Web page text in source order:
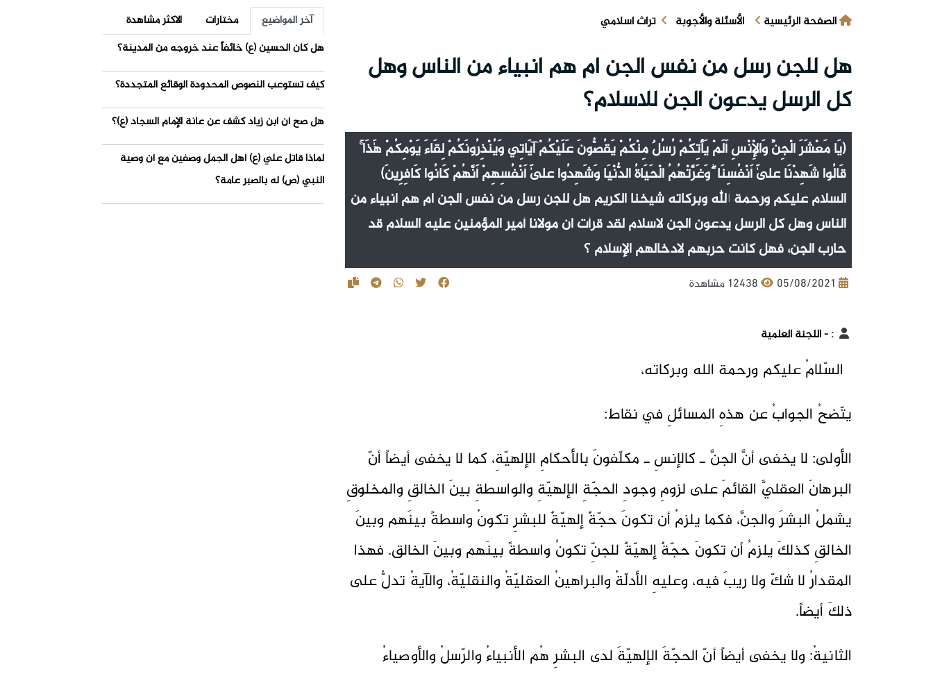
الصفحة الرئيسية الأسئلة والأجوبة تراث اسلامي
هل للجن رسل من نفس الجن ام هم انبياء من الناس وهل
كل الرسل يدعون الجن للاسلام؟
(يَا مَعْشَرَ الْجِنِّ وَالْإِنْسِ أَلَمْ يَأْتِكُمْ رُسُلٌ مِنْكُمْ يَقُصُّونَ عَلَيْكُمْ آيَاتِي وَيُنْذِرُونَكُمْ لِقَاءَ يَوْمِكُمْ هَٰذَا ۚ
قَالُوا شَهِدْنَا عَلَىٰ أَنْفُسِنَا ۖ وَغَرَّتْهُمُ الْحَيَاةُ الدُّنْيَا وَشَهِدُوا عَلَىٰ أَنْفُسِهِمْ أَنَّهُمْ كَانُوا كَافِرِينَ)
السلام عليكم ورحمة الله وبركاته شيخنا الكريم هل للجن رسل من نفس الجن ام هم انبياء من
الناس وهل كل الرسل يدعون الجن لاسلام لقد قرأت ان مولانا أمير المؤمنين عليه السلام قد
حارب الجن، فهل كانت حربهم لادخالهم الإسلام ؟
05/08/2021 12438 مشاهدة
:- اللجنة العلمية
السّلامُ عليكم ورحمة الله وبركاته،
يتّضحُ الجوابُ عن هذهِ المسائلِ في نقاط:
الأولى: لا يخفى أنَّ الجنَّ ـ كالإنسِ ـ مكلّفونَ بالأحكامِ الإلهيّةِ، كما لا يخفى أيضاً أنّ
البرهانَ العقليَّ القائمَ على لزومِ وجودِ الحجّةِ الإلهيّةِ والواسطةِ بينَ الخالقِ والمخلوقِ
يشملُ البشرَ والجنَّ، فكما يلزمُ أن تكونَ حجّةٌ إلهيّةٌ للبشرِ تكونُ واسطةً بينَهم وبينَ
الخالقِ كذلكَ يلزمُ أن تكونَ حجّةٌ إلهيّةٌ للجنِّ تكونُ واسطةً بينَهم وبينَ الخالق. فهذا
المقدارُ لا شكّ ولا ريبَ فيه، وعليهِ الأدلّةُ والبراهينُ العقليّةُ والنقليّةُ، والآيةُ تدلُّ على
ذلكَ أيضاً.
الثانيةُ: ولا يخفى أيضاً أنّ الحجّةَ الإلهيّةَ لدى البشرِ هُم الأنبياءُ والرّسلُ والأوصياءُ
آخر المواضيع مختارات
الاكثر مشاهدة
هل كان الحسين (ع) خائفاً عند خروجه من المدينة؟
كيف تستوعب النصوص المحدودة الوقائع المتجددة؟
هل صح أن ابن زياد كشف عن عانة الإمام السجاد (ع)؟
لماذا قاتل علي (ع) أهل الجمل وصفين مع أن وصية
النبي (ص) له بالصبر عامة؟